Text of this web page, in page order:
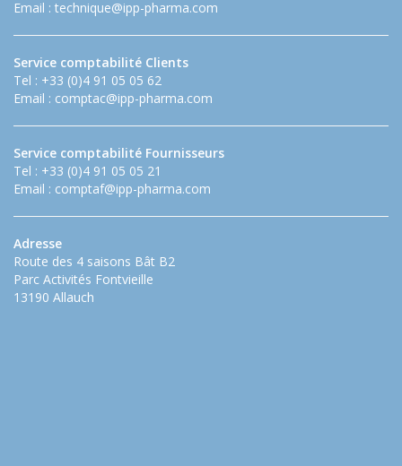
Email : technique@ipp-pharma.com
Service comptabilité Clients
Tel : +33 (0)4 91 05 05 62
Email : comptac@ipp-pharma.com
Service comptabilité Fournisseurs
Tel : +33 (0)4 91 05 05 21
Email : comptaf@ipp-pharma.com
Adresse
Route des 4 saisons Bât B2
Parc Activités Fontvieille
13190 Allauch